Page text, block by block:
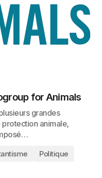
for Animals
grandes
animale,
Politique